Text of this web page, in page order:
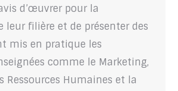
d’œuvrer pour la
leur filière et de présenter des
mis en pratique les
comme le Marketing,
Ressources Humaines et la